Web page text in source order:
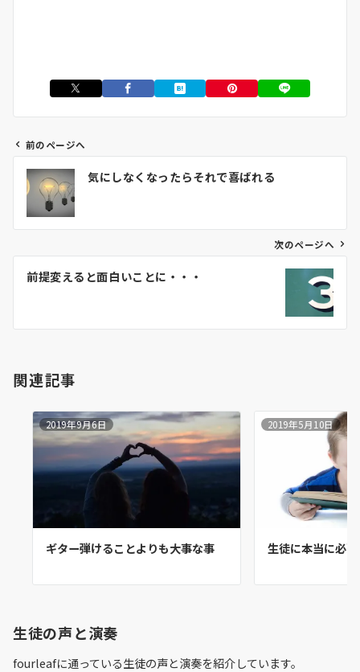
ビ
ン
前のページへ
気にしなくなったらそれで喜ばれる
次のページへ
前提変えると面白いことに・・・
関連記事
2019年9月6日
ギター弾けることよりも大事な事
2019年5月10日
生徒に本当に必
生徒の声と演奏
fourleafに通っている生徒の声と演奏を紹介しています。